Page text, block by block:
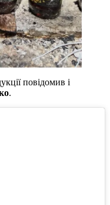
повідомив і
.